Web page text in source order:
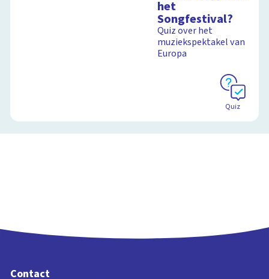
het
Songfestival?
Quiz over het
muziekspektakel van
Europa
Quiz
Contact